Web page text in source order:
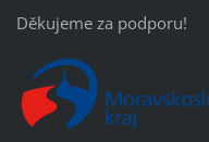
Děkujeme za podporu!